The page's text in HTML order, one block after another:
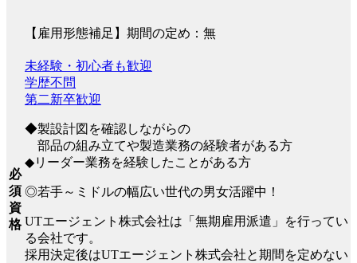
【雇用形態補足】期間の定め：無
必
須
資
格
未経験・初心者も歓迎
学歴不問
第二新卒歓迎
◆製設計図を確認しながらの
部品の組み立てや製造業務の経験者がある方
◆リーダー業務を経験したことがある方
◎若手～ミドルの幅広い世代の男女活躍中！
UTエージェント株式会社は「無期雇用派遣」を行ってい
る会社です。
採用決定後はUTエージェント株式会社と期間を定めない